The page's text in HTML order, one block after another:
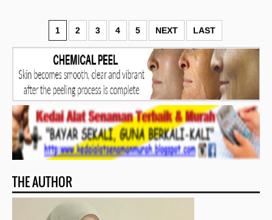
1 2 3 4 5 NEXT LAST
THE AUTHOR